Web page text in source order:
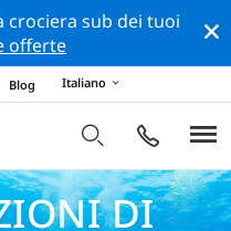
crociera sub dei tuoi
offerte
Blog Italiano
DI